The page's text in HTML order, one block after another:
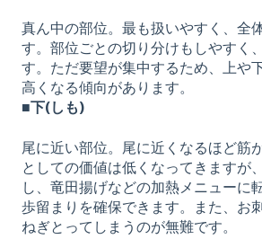
真ん中の部位。最も扱いやすく、全
す。部位ごとの切り分けもしやすく
す。ただ要望が集中するため、上や
高くなる傾向があります。
■下(しも)
尾に近い部位。尾に近くなるほど筋
としての価値は低くなってきますが
し、竜田揚げなどの加熱メニューに
歩留まりを確保できます。また、お
ねぎとってしまうのが無難です。